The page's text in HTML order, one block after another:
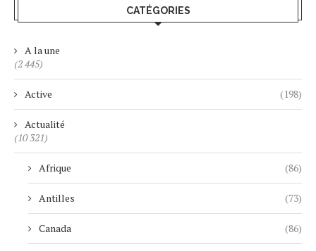
CATÉGORIES
A la une
(2 445)
Active (198)
Actualité
(10 321)
Afrique (86)
Antilles (73)
Canada (86)